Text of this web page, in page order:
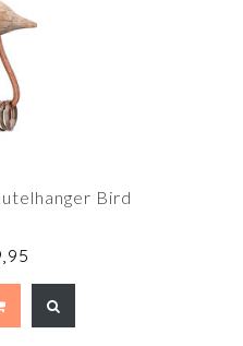
Bird